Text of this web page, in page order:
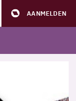
AANMELDEN